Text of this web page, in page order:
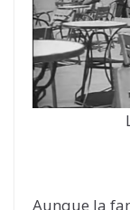
Aunque la